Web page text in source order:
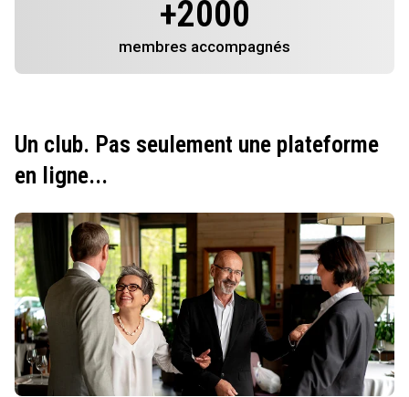
+2000
membres accompagnés
Un club. Pas seulement une plateforme
en ligne...